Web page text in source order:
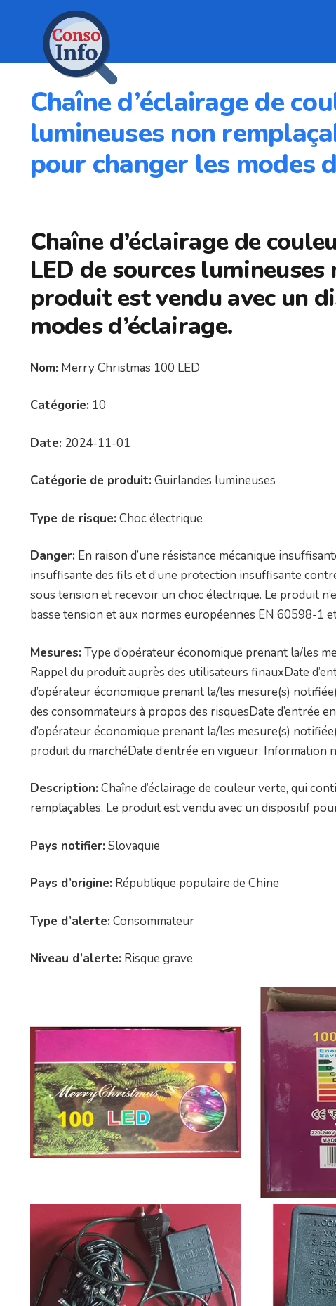
Chaîne d’éclairage de
lumineuses non
pour changer les modes
Chaîne d’éclairage de
LED de sources
produit est vendu avec un
modes d’éclairage.
Nom: Merry Christmas 100 LED
Catégorie: 10
Date: 2024-11-01
Catégorie de produit: Guirlandes lumineuses
Type de risque: Choc électrique
Danger: En raison d’une résistance mécanique
insuffisante des fils et d’une protection insuffisante
sous tension et recevoir un choc électrique. Le produit
basse tension et aux normes européennes EN 60598-1
Mesures: Type d’opérateur économique prenant la/les
Rappel du produit auprès des utilisateurs finauxDate
d’opérateur économique prenant la/les mesure(s)
des consommateurs à propos des risquesDate d’entrée
d’opérateur économique prenant la/les mesure(s)
produit du marchéDate d’entrée en vigueur: Information
Description: Chaîne d’éclairage de couleur verte, qui
remplaçables. Le produit est vendu avec un dispositif
Pays notifier: Slovaquie
Pays d’origine: République populaire de Chine
Type d’alerte: Consommateur
Niveau d’alerte: Risque grave